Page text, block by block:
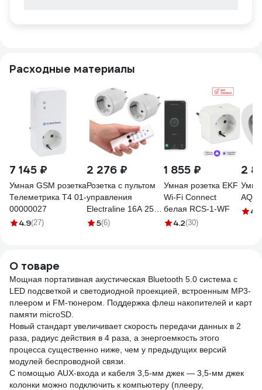
Расходные материалы
7 145 ₽
Умная GSM розетка
Телеметрика Т4 01-
00000027
4.9(27)
2 276 ₽
Розетка с пультом
управления
Electraline 16А 250В
белая 48506
5(6)
1 855 ₽
Умная розетка EKF
Wi-Fi Connect
белая RCS-1-WF
4.2(30)
2
4.3
О товаре
Мощная портативная акустическая Bluetooth 5.0 система с
LED подсветкой и светодиодной проекцией, встроенным MP3-
плеером и FM-тюнером. Поддержка флеш накопителей и карт
памяти microSD.
Новый стандарт увеличивает скорость передачи данных в 2
раза, радиус действия в 4 раза, а энергоемкость этого
процесса существенно ниже, чем у предыдущих версий
модулей беспроводной связи.
С помощью AUX-входа и кабеля 3,5-мм джек — 3,5-мм джек
колонки можно подключить к компьютеру (плееру,